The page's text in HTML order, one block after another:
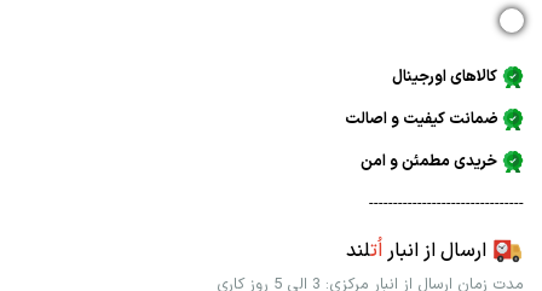
کالاهای اورجینال
ضمانت کیفیت و اصالت
خریدی مطمئن و امن
--------------------------------
ارسال از انباراُتلند
مدت زمان ارسال از انبار مرکزی: 3 الی 5 روز کاری